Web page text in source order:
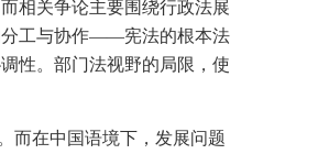
相关争论主要围绕行政法展
分工与协作——宪法的根本法
性。部门法视野的局限，使
而在中国语境下，发展问题